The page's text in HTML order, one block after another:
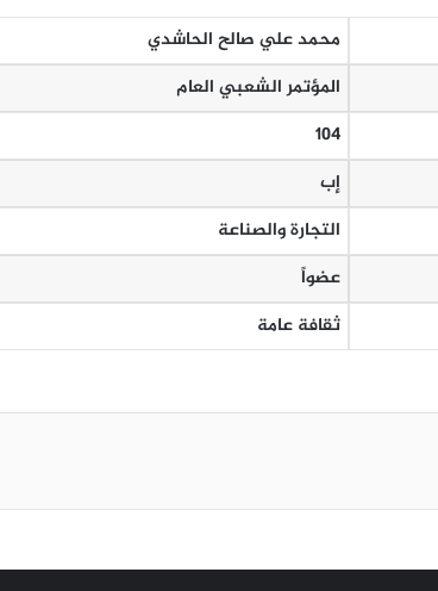
محمد علي صالح الحاشدي
المؤتمر الشعبي العام
104
إب
التجارة والصناعة
عضواً
ثقافة عامة